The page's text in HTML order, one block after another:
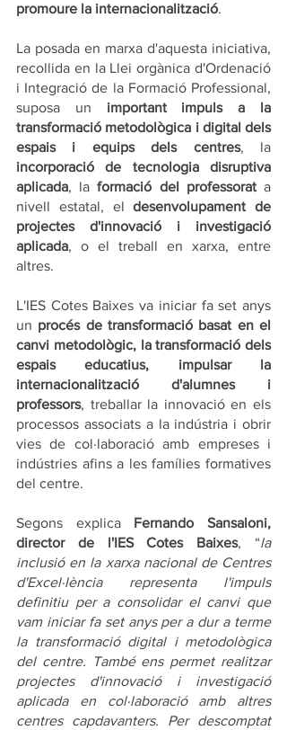
promoure la internacionalització.
La posada en marxa d'aquesta iniciativa,
recollida en la Llei orgànica d'Ordenació
i Integració de la Formació Professional,
suposa un important impuls a la
transformació metodològica i digital dels
espais i equips dels centres
incorporació de tecnologia disruptiva
aplicada, la formació del professorat a
nivell estatal, el desenvolupament de
projectes d'innovació i investigació
aplicada, o el treball en xarxa, entre
altres.
L'IES Cotes Baixes va iniciar fa set anys
un procés de transformació basat en el
canvi metodològic, la transformació dels
espais educatius, impulsar la
internacionalització d'alumnes i
professors, treballar la innovació en els
processos associats a la indústria i obrir
vies de col·laboració amb empreses i
indústries afins a les famílies formatives
del centre.
Segons explica Fernando Sansaloni,
director de l'IES Cotes Baixes, “la
inclusió en la xarxa nacional de Centres
d'Excel·lència representa l'impuls
definitiu per a consolidar el canvi que
vam iniciar fa set anys per a dur a terme
la transformació digital i metodològica
del centre. També ens permet realitzar
projectes d'innovació i investigació
aplicada en col·laboració amb altres
centres capdavanters. Per descomptat